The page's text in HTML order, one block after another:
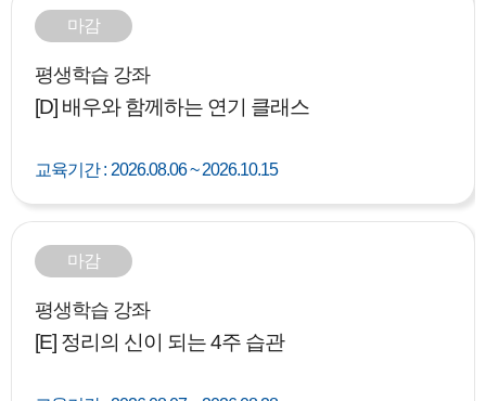
마감
평생학습 강좌
[D] 배우와 함께하는 연기 클래스
교육기간 : 2026.08.06 ~ 2026.10.15
마감
평생학습 강좌
[E] 정리의 신이 되는 4주 습관